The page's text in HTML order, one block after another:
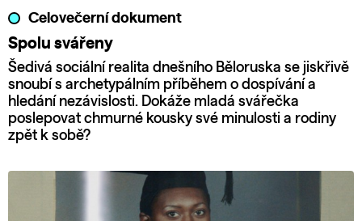
Celovečerní dokument
Spolu svářeny
Šedivá sociální realita dnešního Běloruska se jiskřivě
snoubí s archetypálním příběhem o dospívání a
hledání nezávislosti. Dokáže mladá svářečka
poslepovat chmurné kousky své minulosti a rodiny
zpět k sobě?